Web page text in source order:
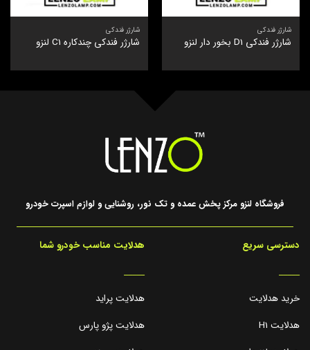
شارژر فندکی
شارژر فندکی D1 بخور دار لنزو
شارژر فندکی
شارژر فندکی چندکاره C1 لنزو
فروشگاه لنزو مرکز پخش عمده و تک نور، روشنایی و لوازم اسپرت خودرو
دسترسی سریع
_____
خرید هدلایت
هدلایت H1
هدلایت مناسب خودرو شما
_____
هدلایت پراید
هدلایت پژو پارس